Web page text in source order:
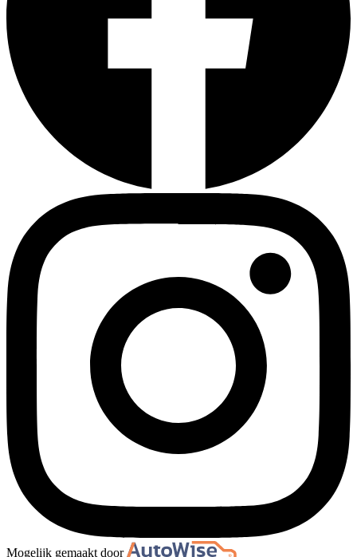
Mogelijk gemaakt door